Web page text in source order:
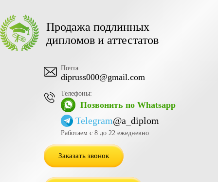
Продажа подлинных
дипломов и аттестатов
Почта
dipruss000@gmail.com
Телефоны:
Позвонить по Whatsapp
Telegram@a_diplom
Работаем с 8 до 22 ежедневно
Заказать звонок